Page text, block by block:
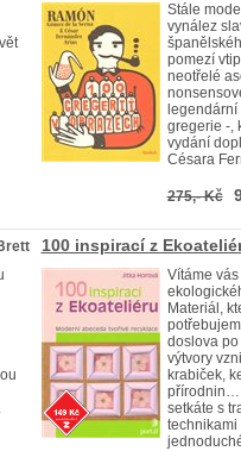
Stále
vynález
pomezí
neotřelé
gregerie -,
vydání
Césara
275,- Kč
100 inspirací z
Vítáme
Materiál,
doslova
výtvory
krabiček,
přírodnin…
setkáte s
technikami